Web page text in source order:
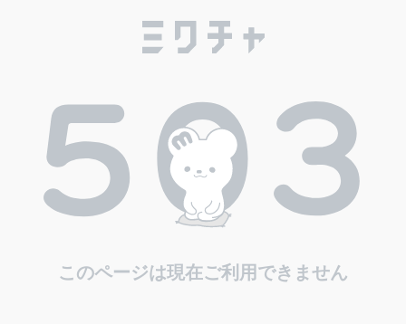
このページは現在ご利用できません